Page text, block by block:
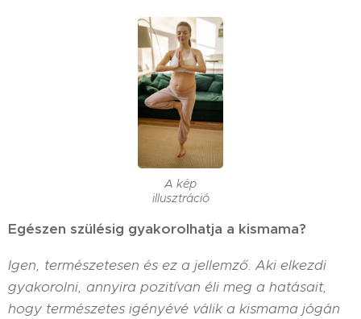
A kép
illusztráció
Egészen szülésig gyakorolhatja a kismama?
Igen, természetesen és ez a jellemző. Aki elkezdi
gyakorolni, annyira pozitívan éli meg a hatásait,
hogy természetes igényévé válik a kismama jógán